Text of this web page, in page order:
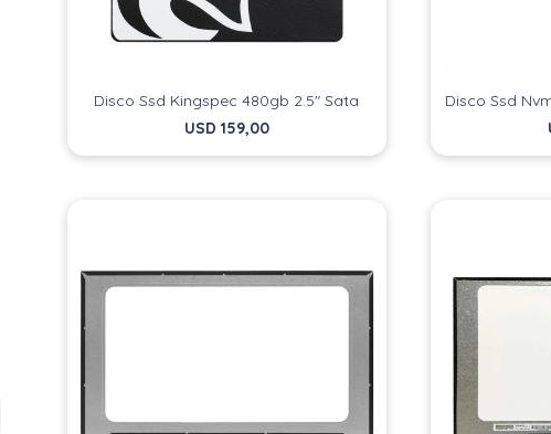
Disco Ssd Kingspec 480gb 2.5" Sata
USD 159,00
Disco Ssd